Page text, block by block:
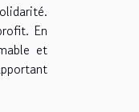
En
et